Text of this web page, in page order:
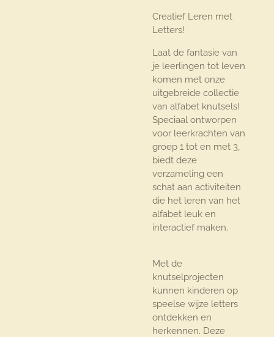
Creatief Leren met
Letters!
Laat de fantasie van
je leerlingen tot leven
komen met onze
uitgebreide collectie
van alfabet knutsels!
Speciaal ontworpen
voor leerkrachten van
groep 1 tot en met 3,
biedt deze
verzameling een
schat aan activiteiten
die het leren van het
alfabet leuk en
interactief maken.
Met de
knutselprojecten
kunnen kinderen op
speelse wijze letters
ontdekken en
herkennen. Deze